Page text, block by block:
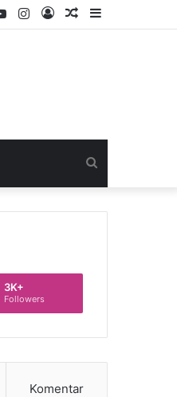
Sidebar
Artikel
Log
Instagram
YouTube
...
3K+
Followers
Komentar